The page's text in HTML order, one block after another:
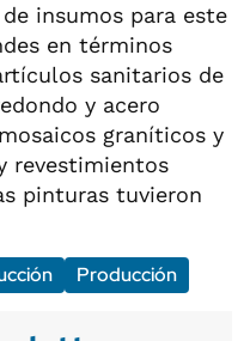
insumos para este
en términos
sanitarios de
y acero
graníticos y
revestimientos
pinturas tuvieron
Producción